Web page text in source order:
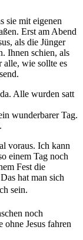
sie mit eigenen
Erst am Abend
als die Jünger
Ihnen schien, als
alle, wie sollte es
Alle wurden satt
wunderbarer Tag.
voraus. Ich kann
einem Tag noch
Fest die
hat man sich
sein.
noch
ohne Jesus fahren